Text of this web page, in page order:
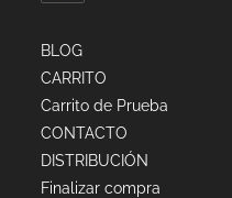
BLOG
CARRITO
Carrito de Prueba
CONTACTO
DISTRIBUCIÓN
Finalizar compra